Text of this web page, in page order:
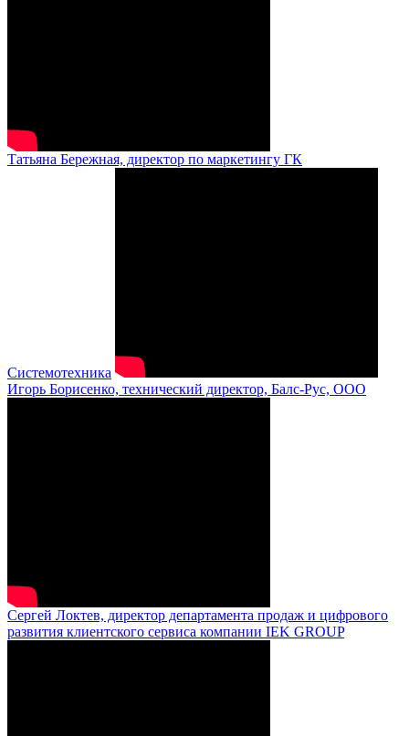
Татьяна Бережная, директор по маркетингу ГК
Системотехника
Игорь Борисенко, технический директор, Балс-Рус, ООО
Сергей Локтев, директор департамента продаж и цифрового
развития клиентского сервиса компании IEK GROUP